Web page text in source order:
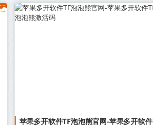
苹果多开软件TF泡泡熊官网-苹果多开软件